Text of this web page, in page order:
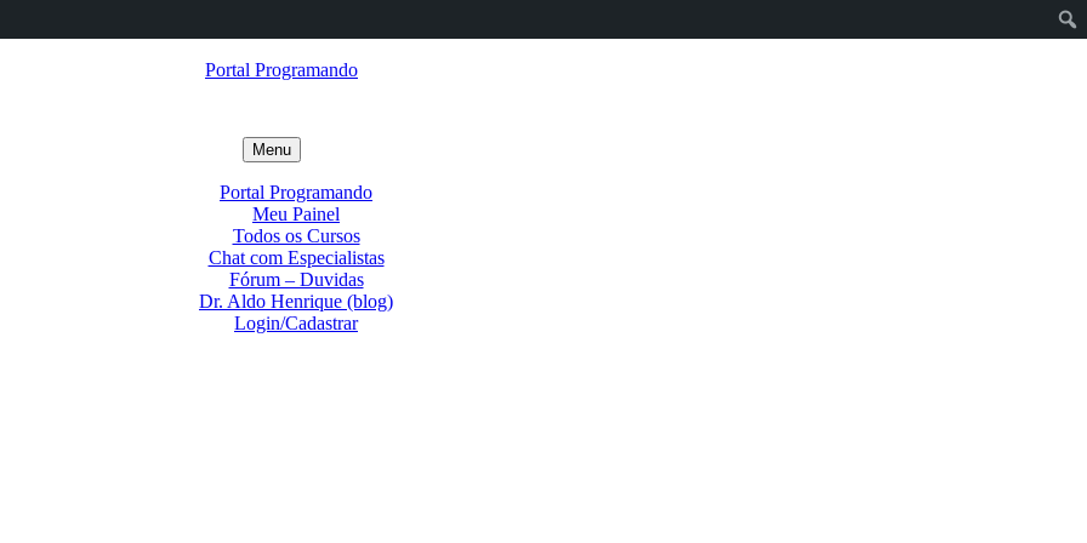
Menu
Portal Programando
Meu Painel
Todos os Cursos
Chat com Especialistas
Fórum – Duvidas
Dr. Aldo Henrique (blog)
Login/Cadastrar